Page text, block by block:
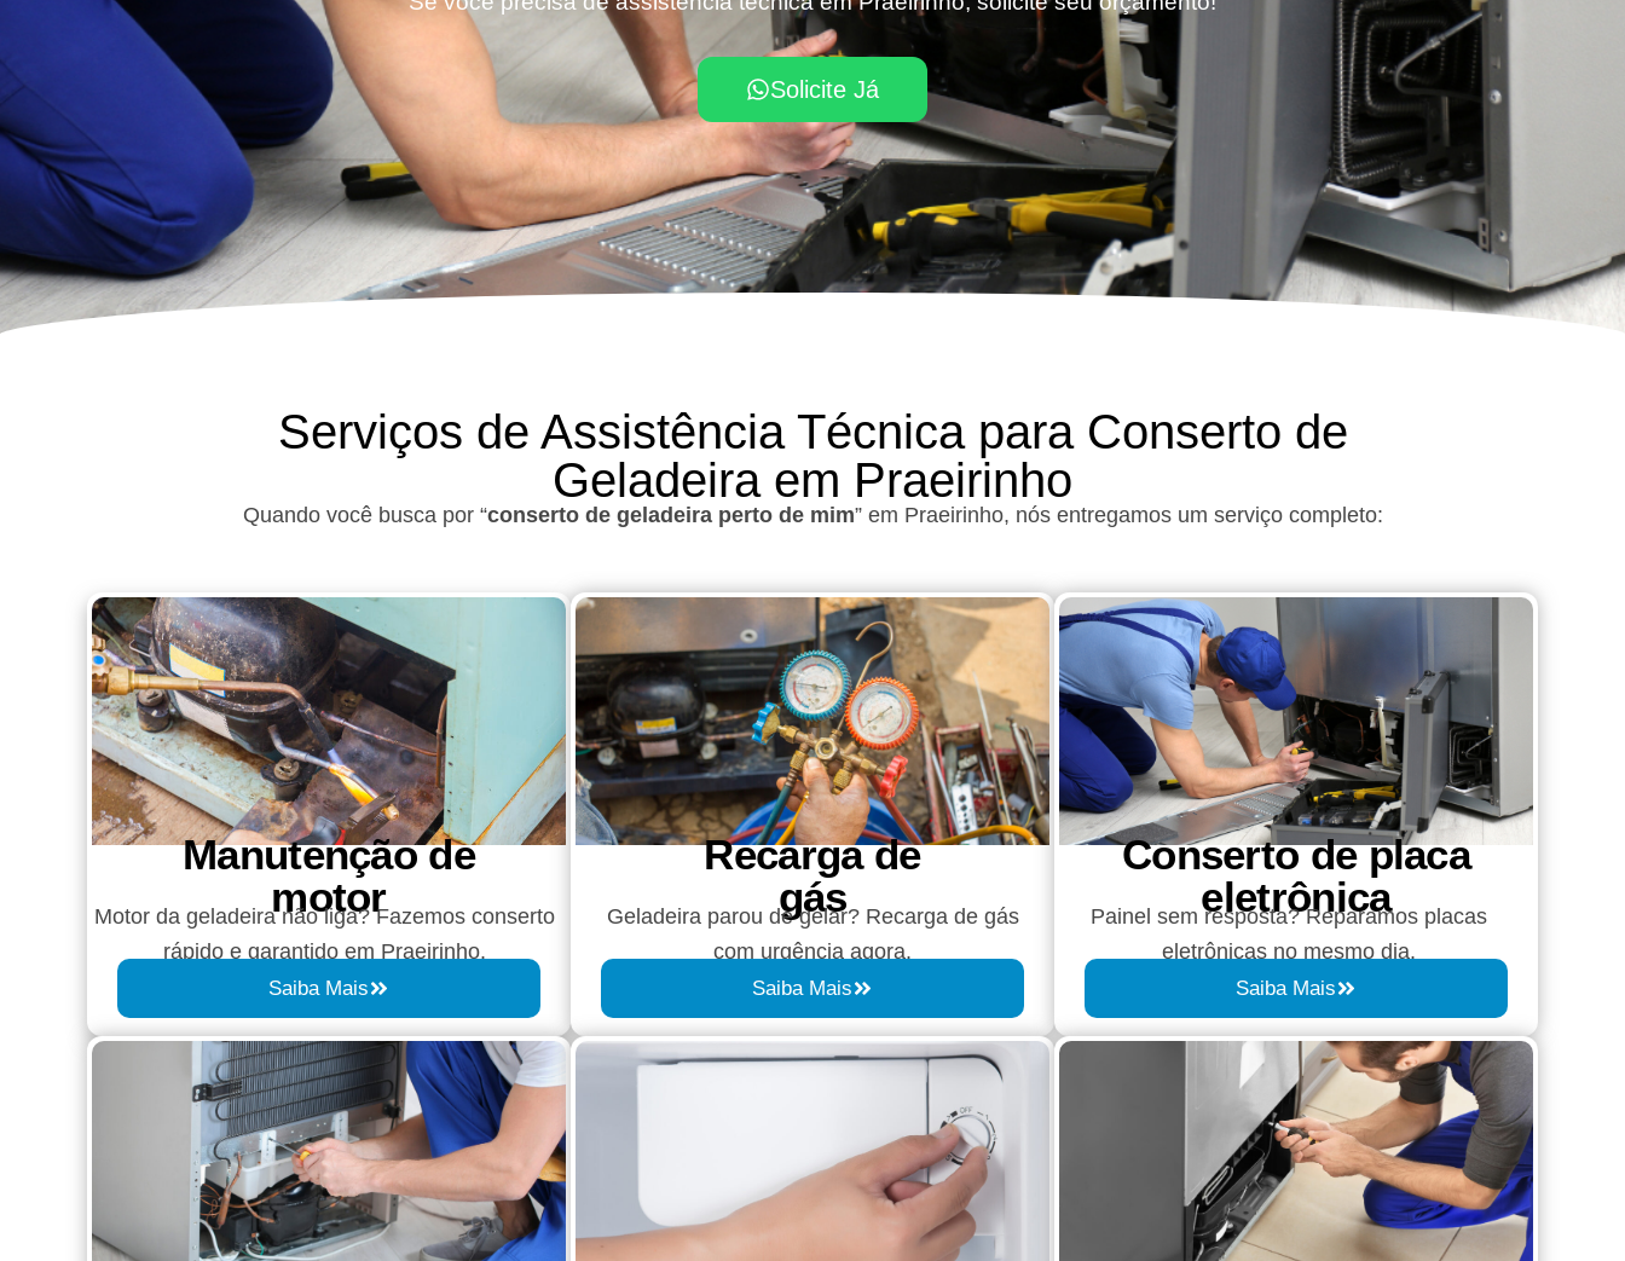
Solicite Já
Serviços de Assistência Técnica para Conserto de
Geladeira em Praeirinho
Quando você busca por “conserto de geladeira perto de mim” em Praeirinho, nós entregamos um serviço completo:
Manutenção de
motor
Motor da geladeira não liga? Fazemos conserto
rápido e garantido em Praeirinho.
Saiba Mais
Recarga de
gás
Geladeira parou de gelar? Recarga de gás
com urgência agora.
Saiba Mais
Conserto de placa
eletrônica
Painel sem resposta? Reparamos placas
eletrônicas no mesmo dia.
Saiba Mais